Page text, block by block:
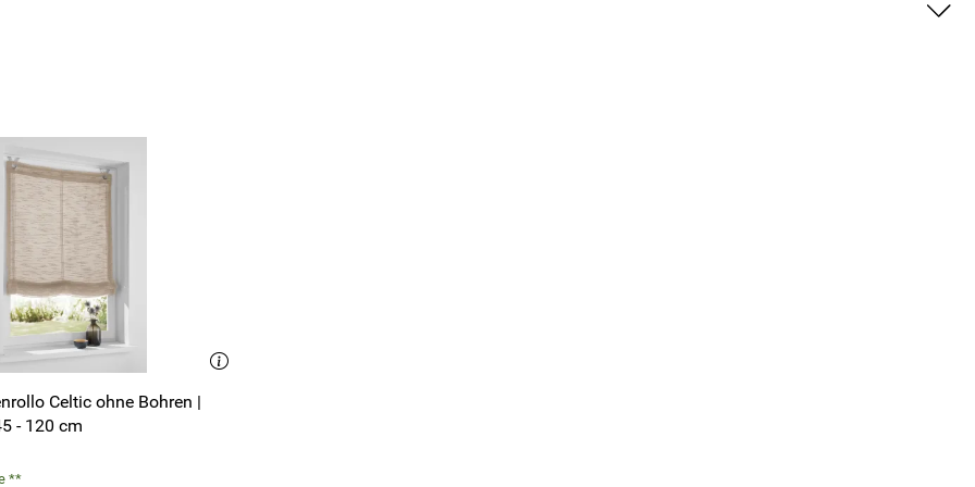
bei 30°C (Schonwaschgang)
wie gewünscht.
Bild und der Beschreibung.
Celtic ohne Bohren |
- 120 cm
**